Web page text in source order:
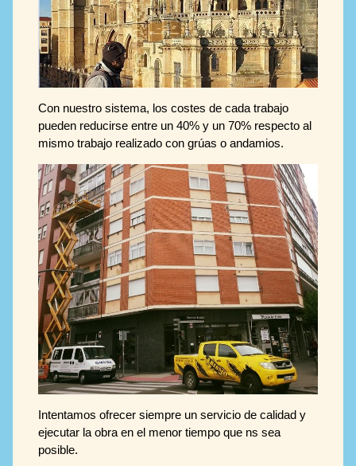
Con nuestro sistema, los costes de cada trabajo
pueden reducirse entre un 40% y un 70% respecto al
mismo trabajo realizado con grúas o andamios.
Intentamos ofrecer siempre un servicio de calidad y
ejecutar la obra en el menor tiempo que ns sea
posible.